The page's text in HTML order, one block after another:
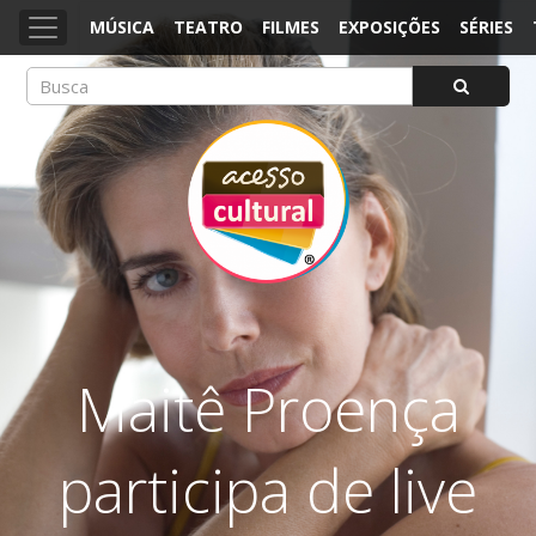
MÚSICA TEATRO FILMES EXPOSIÇÕES SÉRIES
ACESSO CULTURAL
Arte, Cultura Pop e Entretenimento
Maitê Proença
participa de live